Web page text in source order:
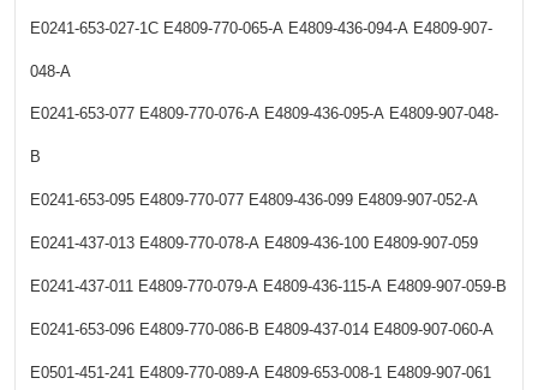
E0241-653-027-1C E4809-770-065-A E4809-436-094-A E4809-907-
048-A
E0241-653-077 E4809-770-076-A E4809-436-095-A E4809-907-048-
B
E0241-653-095 E4809-770-077 E4809-436-099 E4809-907-052-A
E0241-437-013 E4809-770-078-A E4809-436-100 E4809-907-059
E0241-437-011 E4809-770-079-A E4809-436-115-A E4809-907-059-B
E0241-653-096 E4809-770-086-B E4809-437-014 E4809-907-060-A
E0501-451-241 E4809-770-089-A E4809-653-008-1 E4809-907-061